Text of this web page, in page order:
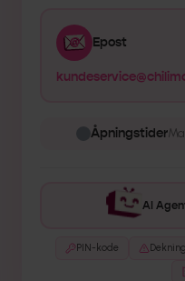
Epost
Åpningstider
AI
PIN-kode